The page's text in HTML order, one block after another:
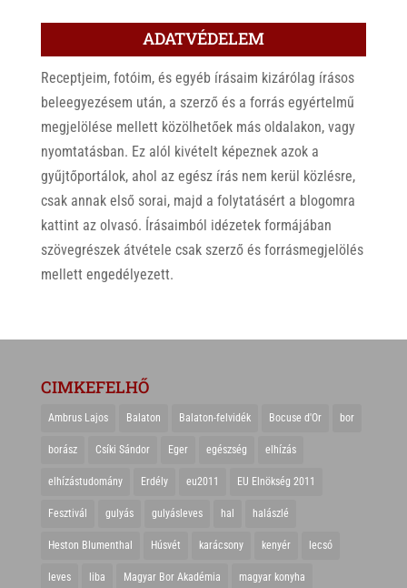
ADATVÉDELEM
Receptjeim, fotóim, és egyéb írásaim kizárólag írásos
beleegyezésem után, a szerző és a forrás egyértelmű
megjelölése mellett közölhetőek más oldalakon, vagy
nyomtatásban. Ez alól kivételt képeznek azok a
gyűjtőportálok, ahol az egész írás nem kerül közlésre,
csak annak első sorai, majd a folytatásért a blogomra
kattint az olvasó. Írásaimból idézetek formájában
szövegrészek átvétele csak szerző és forrásmegjelölés
mellett engedélyezett.
CIMKEFELHŐ
Ambrus Lajos Balaton Balaton-felvidék Bocuse d'Or bor
borász Csíki Sándor Eger egészség elhízás
elhízástudomány Erdély eu2011 EU Elnökség 2011
Fesztivál gulyás gulyásleves hal halászlé
Heston Blumenthal Húsvét karácsony kenyér lecsó
leves liba Magyar Bor Akadémia magyar konyha